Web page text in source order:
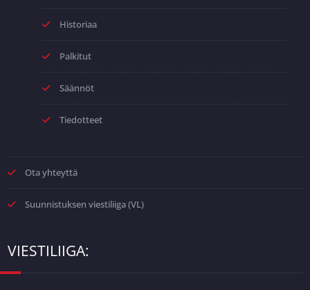
Historiaa
Palkitut
Säännöt
Tiedotteet
Ota yhteyttä
Suunnistuksen viestiliiga (VL)
VIESTILIIGA: